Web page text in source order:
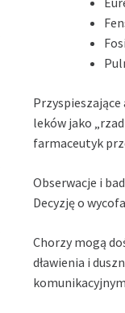
leków jako
farmaceutyk
Obserwacje i
Decyzję o
Chorzy mogą
dławienia i